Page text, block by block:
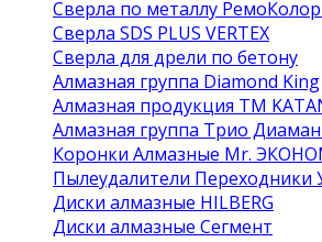
Сверла по металлу
Сверла SDS PLUS VERTEX
Сверла для дрели по бетону
Алмазная группа Diamond King
Алмазная продукция ТМ
Алмазная группа Трио
Коронки Алмазные Mr.
Пылеудалители Переходники
Диски алмазные HILBERG
Диски алмазные Сегмент